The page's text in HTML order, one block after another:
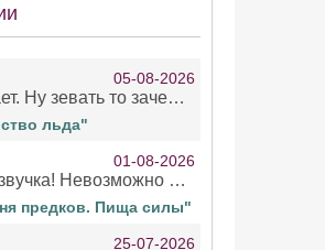
05-08-2026
Ужасно читает. Ну зевать то зачем. Уже не говорю, что ударения ставит, как хочет.
льда"
01-08-2026
Ужас, а не озвучка! Невозможно вникать в смысл текста из за кривляний чтеца
предков. Пища силы"
25-07-2026